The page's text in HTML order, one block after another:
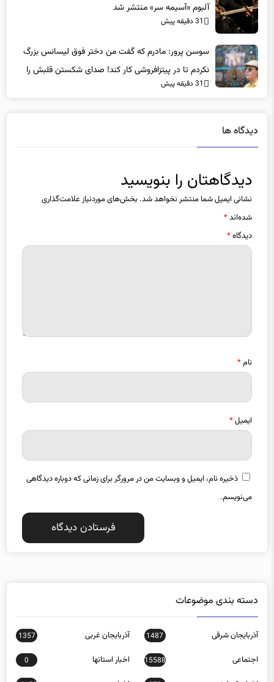
آلبوم «آسیمه سر» منتشر شد
31 دقیقه پیش
سوسن پرور: مادرم که گفت من دختر فوق‌ لیسانس بزرگ
نکردم تا در پیتزافروشی کار کند! صدای شکستن قلبش را
شنیدم
31 دقیقه پیش
دیدگاه ها
دیدگاهتان را بنویسید
نشانی ایمیل شما منتشر نخواهد شد. بخش‌های موردنیاز علامت‌گذاری
شده‌اند*
دیدگاه*
نام*
ایمیل*
ذخیره نام، ایمیل و وبسایت من در مرورگر برای زمانی که دوباره دیدگاهی
می‌نویسم.
دسته بندی موضوعات
آذربایجان شرقی 1487 آذربایجان غربی 1357
اجتماعی 15588 اخبار استانها 0